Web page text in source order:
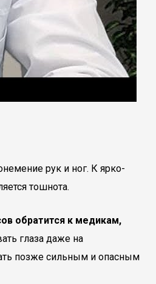
рук и ног. К ярко-
тошнота.
обратится к медикам,
глаза даже на
позже сильным и опасным